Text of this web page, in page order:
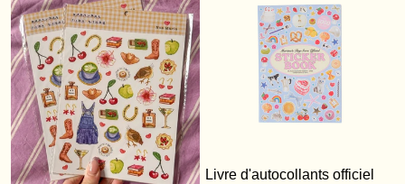
Livre d'autocollants officiel
Se connecter